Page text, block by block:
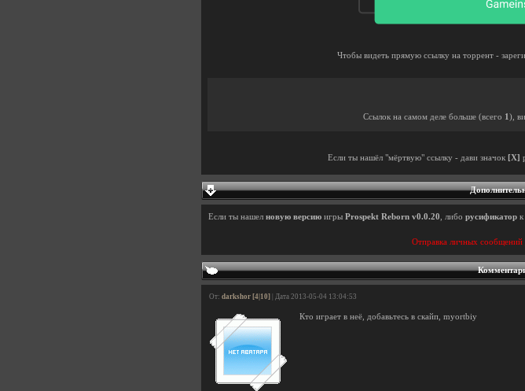
Чтобы видеть прямую ссылку на торрент -
Ссылок на самом деле больше (всего 1 ),
Если ты нашёл "мёртвую" ссылку - дави значок [X]
Если ты нашел новую версию игры Prospekt Reborn v0.0.20 , либо русификатор к
Отправка личных сообщений
От: darkshor [4|10] | Дата 2013-05-04 13:04:53
Кто играет в неё, добавьтесь в скайп, myortbiy